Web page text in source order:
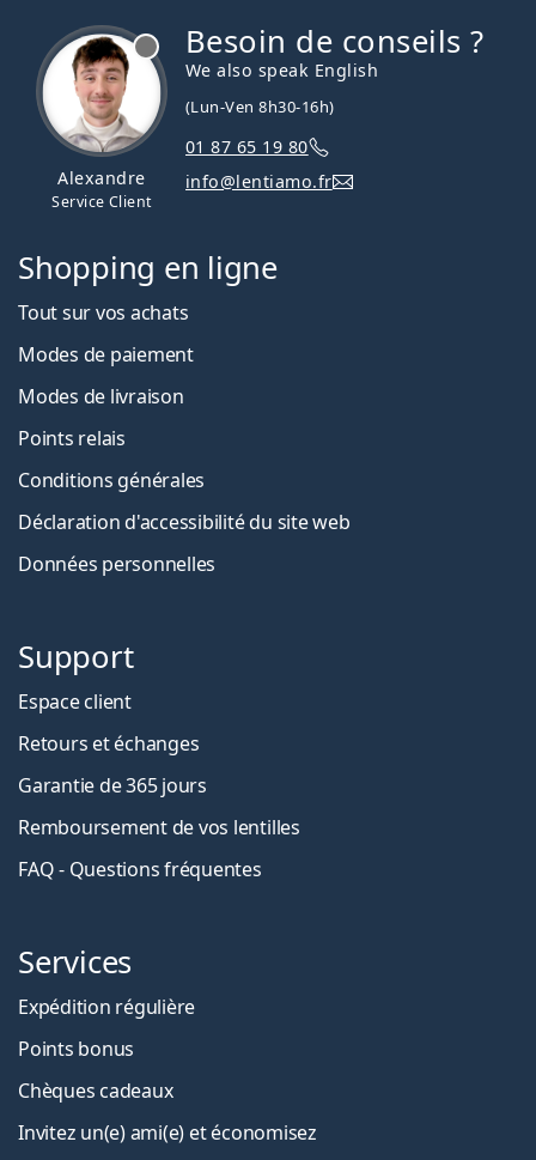
Alexandre
Service Client
Besoin de conseils ?
We also speak English
(Lun-Ven 8h30-16h)
01 87 65 19 80
info@lentiamo.fr
Shopping en ligne
Tout sur vos achats
Modes de paiement
Modes de livraison
Points relais
Conditions générales
Déclaration d'accessibilité du site web
Données personnelles
Support
Espace client
Retours et échanges
Garantie de 365 jours
Remboursement de vos lentilles
FAQ - Questions fréquentes
Services
Expédition régulière
Points bonus
Chèques cadeaux
Invitez un(e) ami(e) et économisez